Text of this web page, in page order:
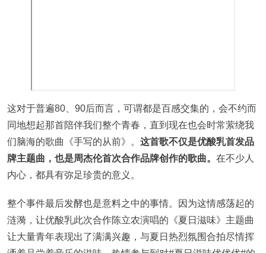
这对于普遍80、90后而言，可谓都是百感交集的，会不约而
同地想起那首陪伴我们整个青春，直到现在也会时常萦绕我
们脑海的歌曲《手写的从前》。 这首歌不仅是优酸乳首发品
牌主题曲，也是周杰伦首次合作品牌创作的歌曲。 在不少人
内心，都具有弥足珍贵的意义。
整个事件最后发酵也是意料之中的事情。因为这情感荡起的
涟漪，让优酸乳此次合作陈立农演唱的《夏日滋味》主题曲
让大量青年表现出了满满兴趣，与夏日热烈氛围合拍尽情挥